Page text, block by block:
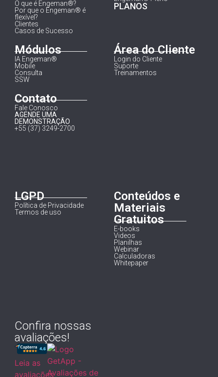
O que é Engeman®?
Por que o Engeman® é
flexível?
Clientes
Casos de Sucesso
PLANOS
Módulos
IA Engeman®
Mobile
Consulta
SSW
Área do Cliente
Login do Cliente
Suporte
Treinamentos
Contato
Fale Conosco
AGENDE UMA
DEMONSTRAÇÃO
+55 (37) 3249-2700
LGPD
Política de Privacidade
Termos de uso
Conteúdos e
Materiais
Gratuitos
E-books
Videos
Planilhas
Webinar
Calculadoras
Whitepaper
Confira nossas
avaliações!
Leia as
avaliações